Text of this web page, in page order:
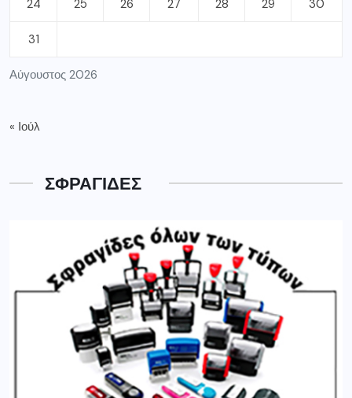
Αύγουστος 2026
24 25 26 27 28 29 30
31
« Ιούλ
ΣΦΡΑΓΙΔΕΣ